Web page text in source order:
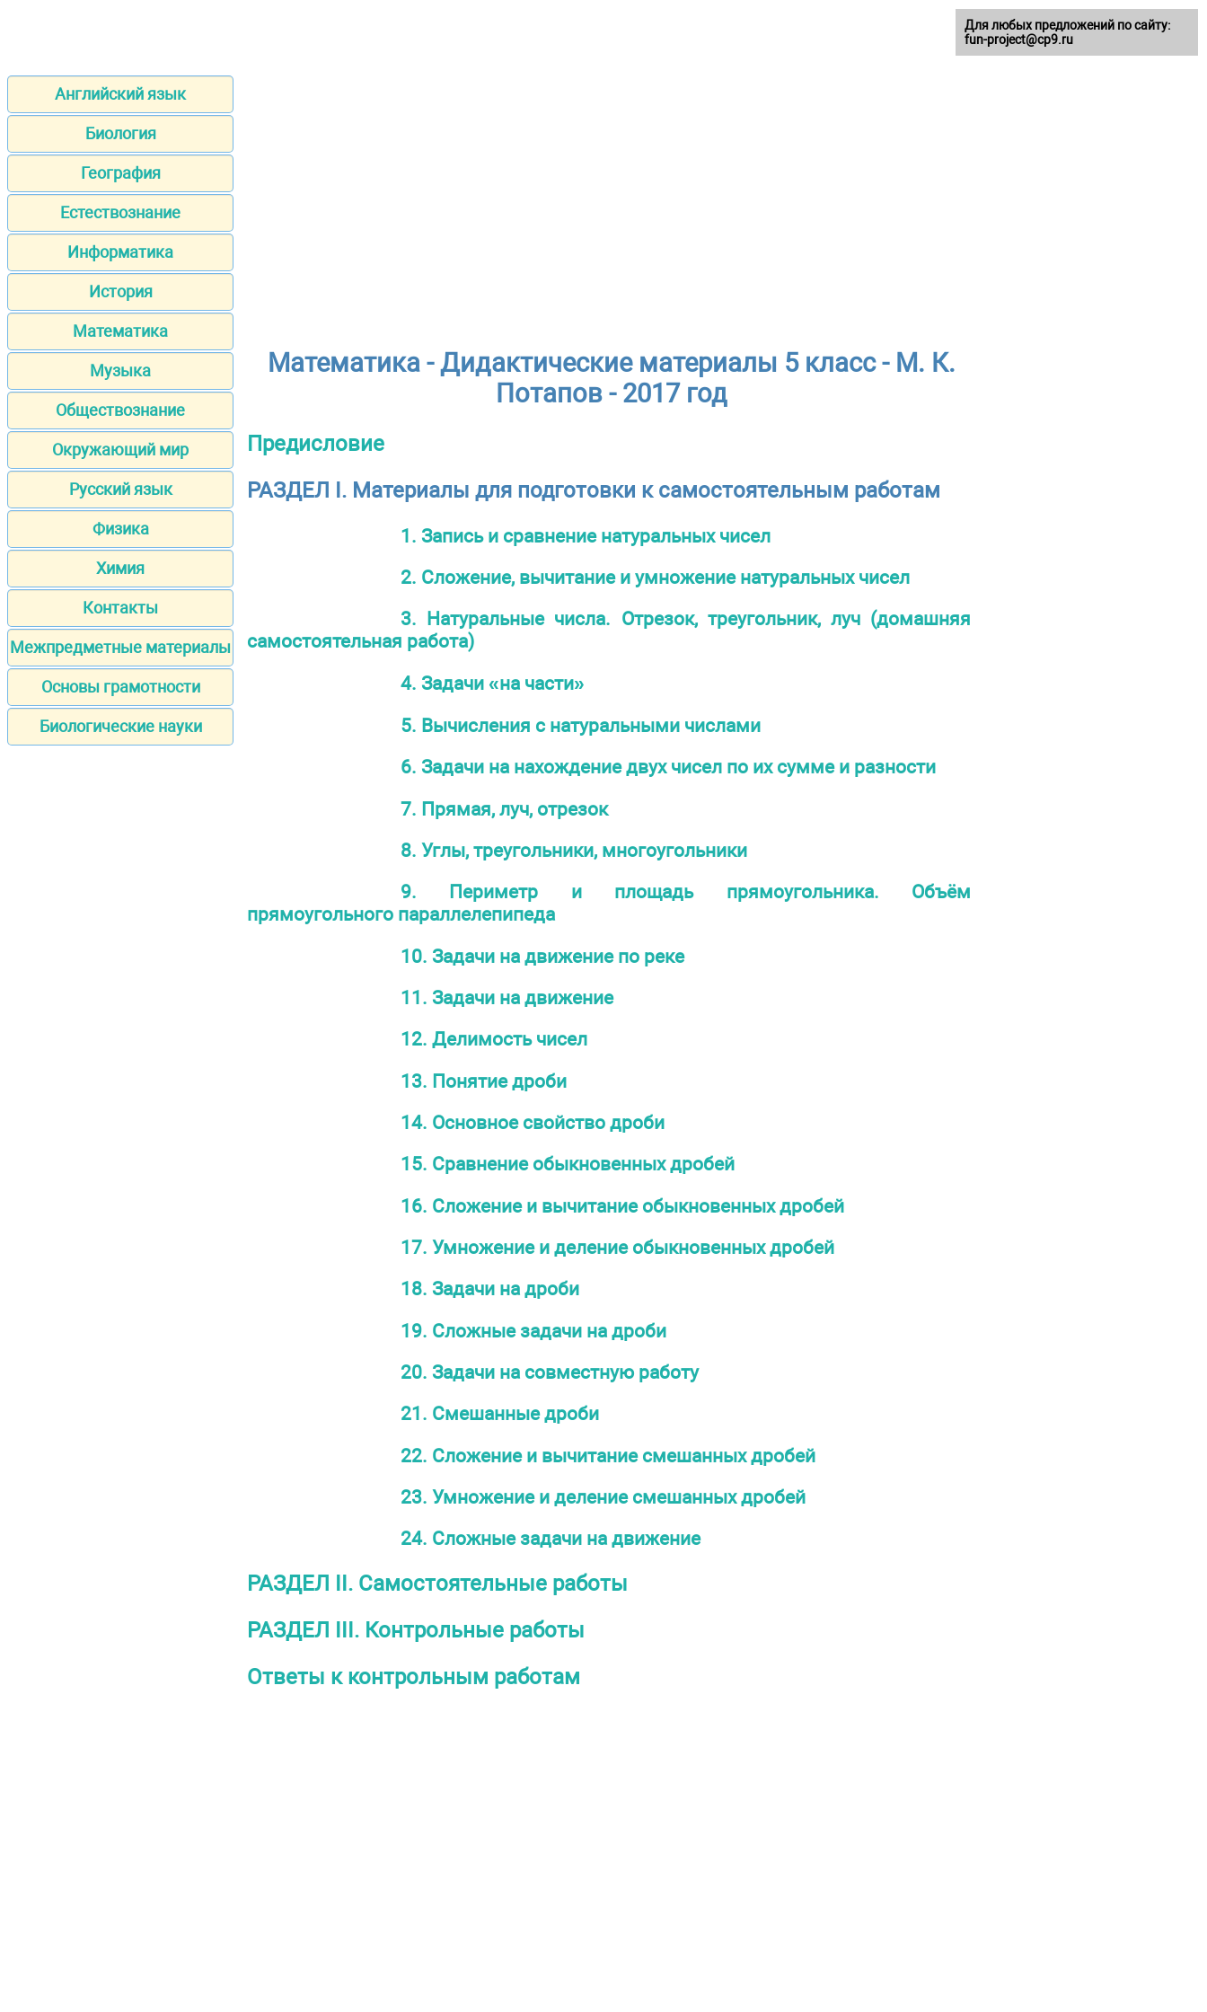
Английский язык
Биология
География
Естествознание
Информатика
История
Математика
Музыка
Обществознание
Окружающий мир
Русский язык
Физика
Химия
Контакты
Межпредметные материалы
Основы грамотности
Биологические науки
Математика - Дидактические материалы 5 класс - М. К.
Потапов - 2017 год
Предисловие
РАЗДЕЛ I. Материалы для подготовки к самостоятельным работам
1. Запись и сравнение натуральных чисел
2. Сложение, вычитание и умножение натуральных чисел
3. Натуральные числа. Отрезок, треугольник, луч (домашняя
самостоятельная работа)
4. Задачи «на части»
5. Вычисления с натуральными числами
6. Задачи на нахождение двух чисел по их сумме и разности
7. Прямая, луч, отрезок
8. Углы, треугольники, многоугольники
9. Периметр и площадь прямоугольника. Объём
прямоугольного параллелепипеда
10. Задачи на движение по реке
11. Задачи на движение
12. Делимость чисел
13. Понятие дроби
14. Основное свойство дроби
15. Сравнение обыкновенных дробей
16. Сложение и вычитание обыкновенных дробей
17. Умножение и деление обыкновенных дробей
18. Задачи на дроби
19. Сложные задачи на дроби
20. Задачи на совместную работу
21. Смешанные дроби
22. Сложение и вычитание смешанных дробей
23. Умножение и деление смешанных дробей
24. Сложные задачи на движение
РАЗДЕЛ II. Самостоятельные работы
РАЗДЕЛ III. Контрольные работы
Ответы к контрольным работам
Для любых предложений по сайту:
fun-project@cp9.ru